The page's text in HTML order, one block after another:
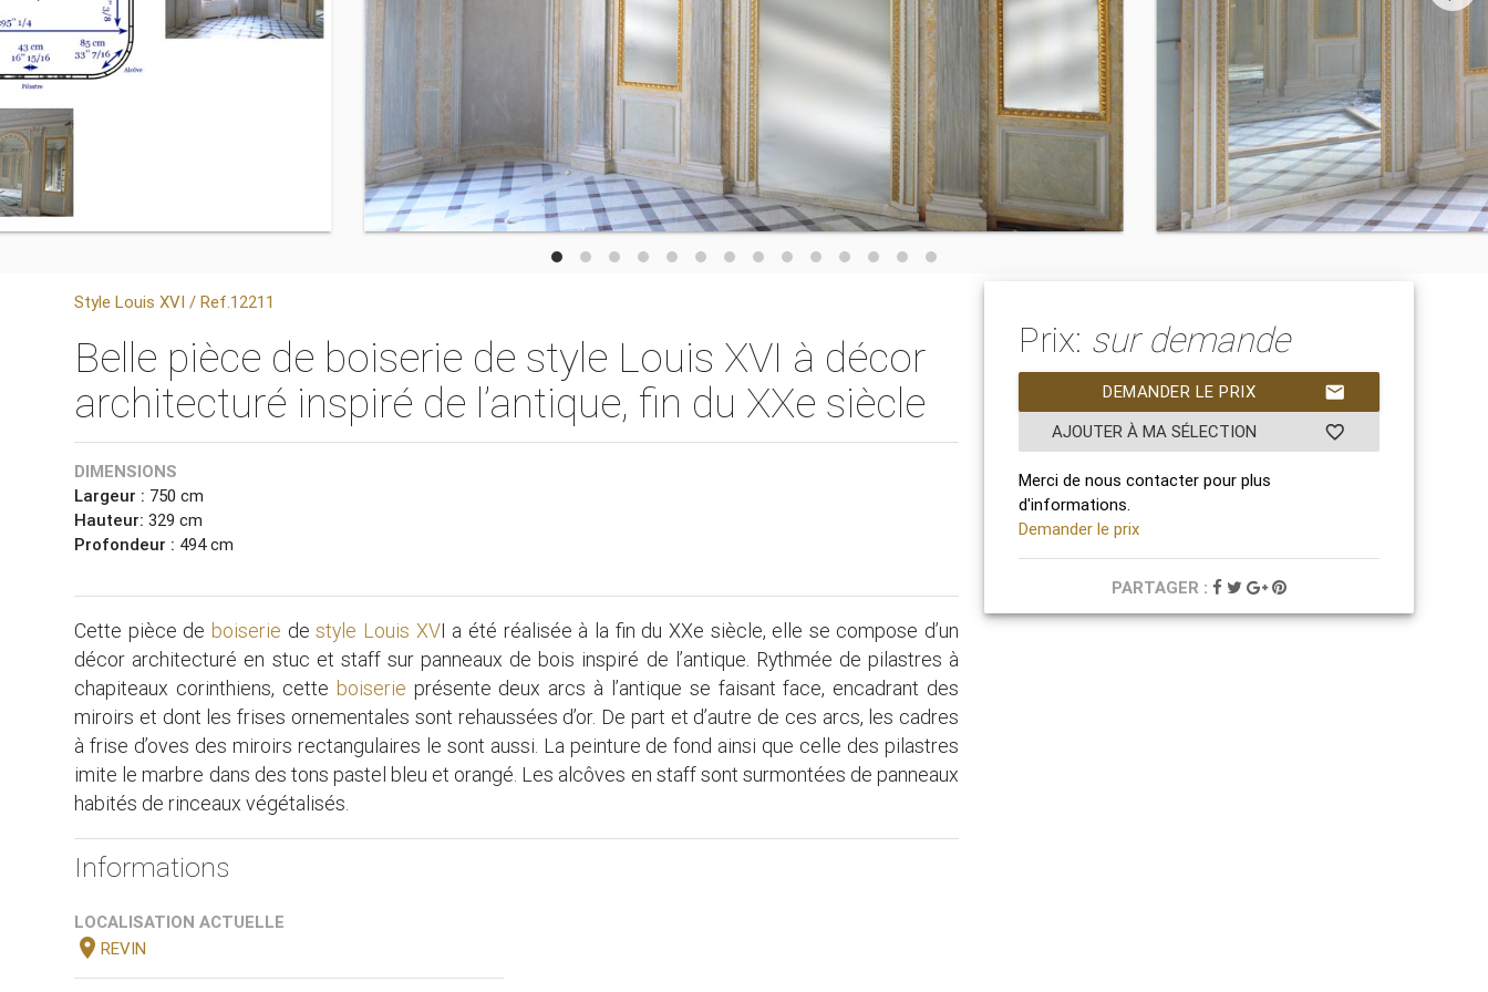
Style Louis XVI / Ref.12211
Belle pièce de boiserie de style Louis XVI à décor
architecturé inspiré de l’antique, fin du XXe siècle
DIMENSIONS
Largeur : 750 cm
Hauteur: 329 cm
Profondeur : 494 cm
Cette pièce de boiserie destyle Louis XVI a été réalisée à la fin du XXe siècle, elle se compose d’un
décor architecturé en stuc et staff sur panneaux de bois inspiré de l’antique. Rythmée de pilastres à
chapiteaux corinthiens, cette boiserie présente deux arcs à l’antique se faisant face, encadrant des
miroirs et dont les frises ornementales sont rehaussées d’or. De part et d’autre de ces arcs, les cadres
à frise d’oves des miroirs rectangulaires le sont aussi. La peinture de fond ainsi que celle des pilastres
imite le marbre dans des tons pastel bleu et orangé. Les alcôves en staff sont surmontées de panneaux
habités de rinceaux végétalisés.
Informations
LOCALISATION ACTUELLE
location_onREVIN
Prix: sur demande
mail
DEMANDER LE PRIX
favorite_border
AJOUTER À MA SÉLECTION
Merci de nous contacter pour plus
d'informations.
Demander le prix
PARTAGER :